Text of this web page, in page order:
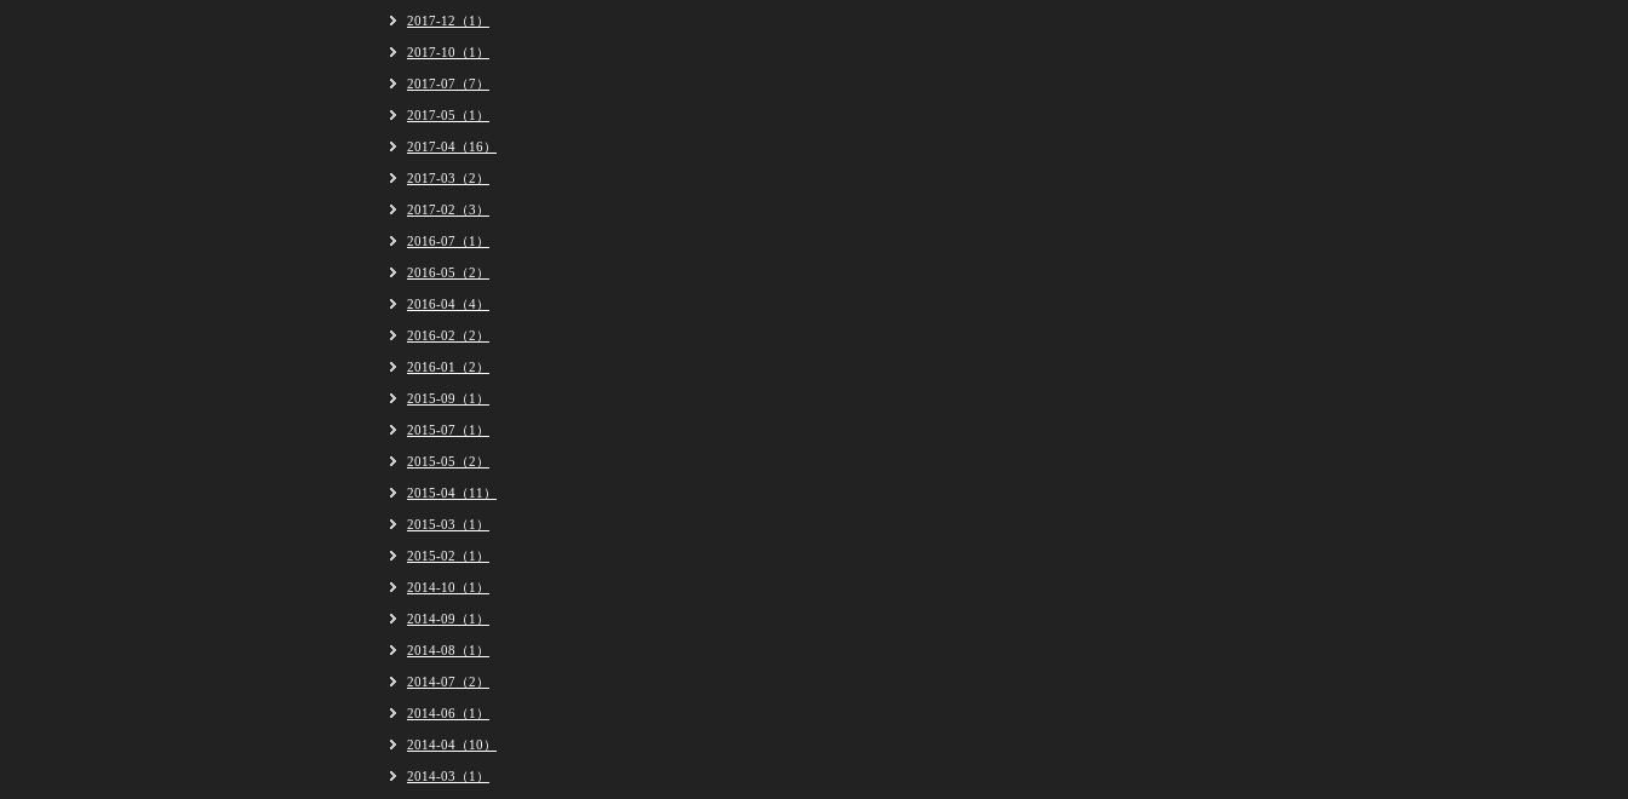
2017-12（1）
2017-10（1）
2017-07（7）
2017-05（1）
2017-04（16）
2017-03（2）
2017-02（3）
2016-07（1）
2016-05（2）
2016-04（4）
2016-02（2）
2016-01（2）
2015-09（1）
2015-07（1）
2015-05（2）
2015-04（11）
2015-03（1）
2015-02（1）
2014-10（1）
2014-09（1）
2014-08（1）
2014-07（2）
2014-06（1）
2014-04（10）
2014-03（1）